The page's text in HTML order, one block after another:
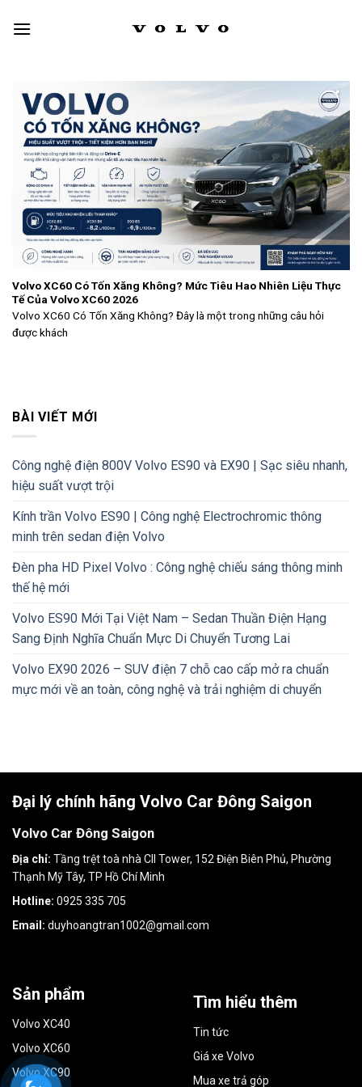
Volvo XC60 Có Tốn Xăng Không? Mức Tiêu Hao Nhiên Liệu Thực
Tế Của Volvo XC60 2026
Volvo XC60 Có Tốn Xăng Không? Đây là một trong những câu hỏi
được khách
BÀI VIẾT MỚI
Công nghệ điện 800V Volvo ES90 và EX90 | Sạc siêu nhanh,
hiệu suất vượt trội
Kính trần Volvo ES90 | Công nghệ Electrochromic thông
minh trên sedan điện Volvo
Đèn pha HD Pixel Volvo : Công nghệ chiếu sáng thông minh
thế hệ mới
Volvo ES90 Mới Tại Việt Nam – Sedan Thuần Điện Hạng
Sang Định Nghĩa Chuẩn Mực Di Chuyển Tương Lai
Volvo EX90 2026 – SUV điện 7 chỗ cao cấp mở ra chuẩn
mực mới về an toàn, công nghệ và trải nghiệm di chuyển
Đại lý chính hãng Volvo Car Đông Saigon
Volvo Car Đông Saigon
Địa chỉ: Tầng trệt toà nhà CII Tower, 152 Điện Biên Phủ, Phường
Thạnh Mỹ Tây, TP Hồ Chí Minh
Hotline: 0925 335 705
Email: duyhoangtran1002@gmail.com
Sản phẩm
Volvo XC40
Volvo XC60
Volvo XC90
Tìm hiểu thêm
Tin tức
Giá xe Volvo
Mua xe trả góp